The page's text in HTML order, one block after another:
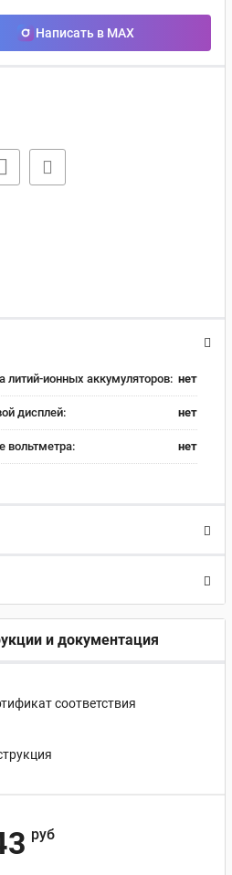
Написать в MAX
литий-ионных аккумуляторов: нет
дисплей: нет
вольтметра: нет
и документация
соответствия
руб